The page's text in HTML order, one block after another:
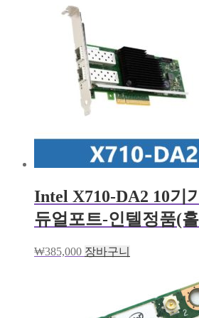
Intel X710-DA2 10기
듀얼포트-인텔정품(
₩385,000 장바구니